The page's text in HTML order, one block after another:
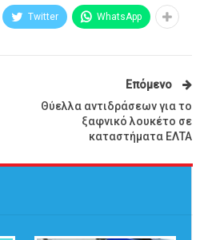
Twitter WhatsApp
Επόμενο
Θύελλα αντιδράσεων για το
ξαφνικό λουκέτο σε
καταστήματα ΕΛΤΑ